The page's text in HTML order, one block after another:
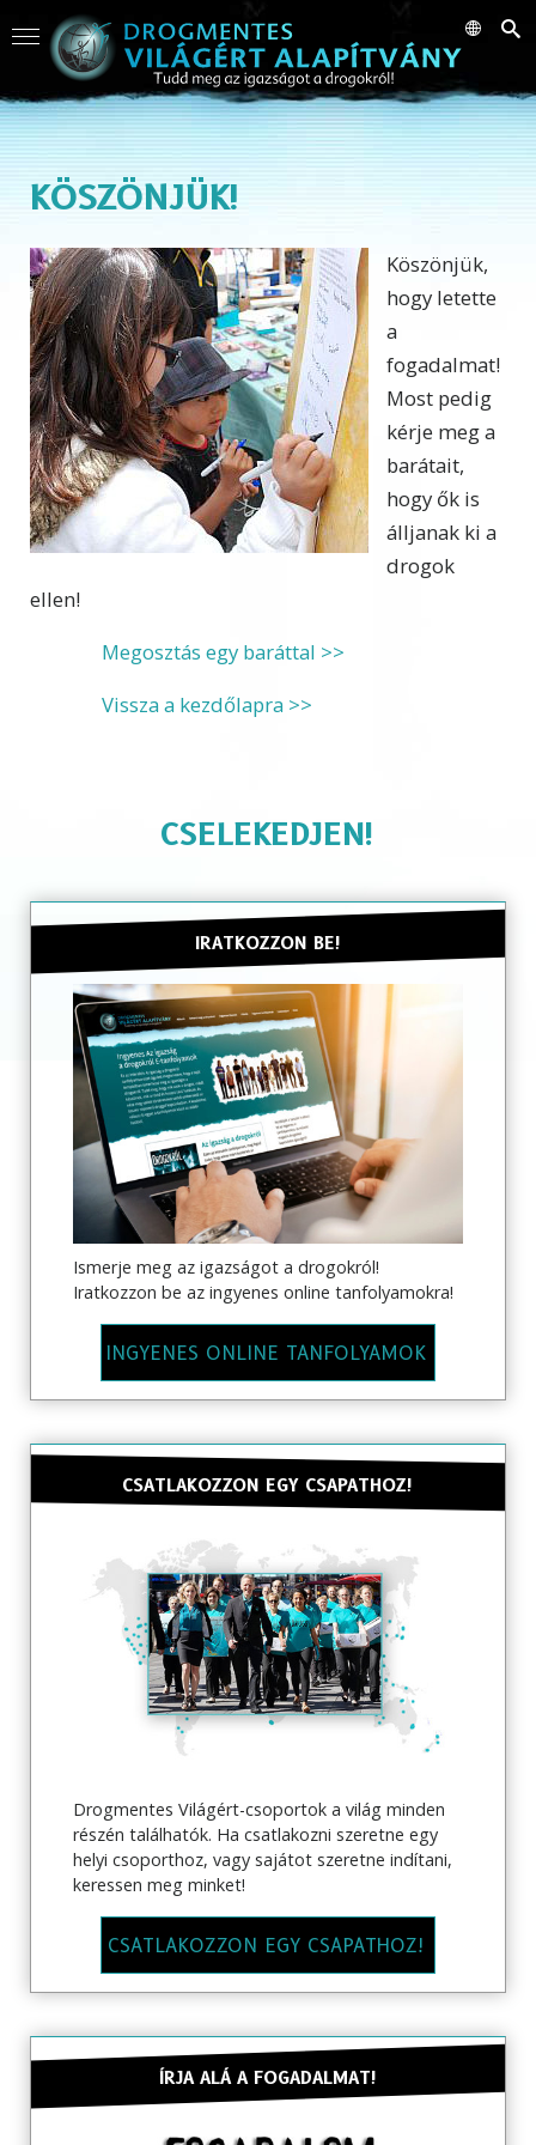
KÖSZÖNJÜK!
Köszönjük,
hogy letette
a
fogadalmat!
Most pedig
kérje meg a
barátait,
hogy ők is
álljanak ki a
drogok
ellen!
Megosztás egy baráttal >>
Vissza a kezdőlapra >>
CSELEKEDJEN!
IRATKOZZON BE!
Ismerje meg az igazságot a drogokról!
Iratkozzon be az ingyenes online tanfolyamokra!
INGYENES ONLINE TANFOLYAMOK
CSATLAKOZZON EGY CSAPATHOZ!
Drogmentes Világért-csoportok a világ minden
részén találhatók. Ha csatlakozni szeretne egy
helyi csoporthoz, vagy sajátot szeretne indítani,
keressen meg minket!
CSATLAKOZZON EGY CSAPATHOZ!
ÍRJA ALÁ A FOGADALMAT!